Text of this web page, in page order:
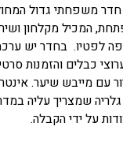
32 מ"ר. חדר משפחתי
המכיל מקלחון
לפטיו. בחדר יש
כבלים והזמנות
עם מייבש שיער.
שמצריך עליה
על ידי הקבלה.